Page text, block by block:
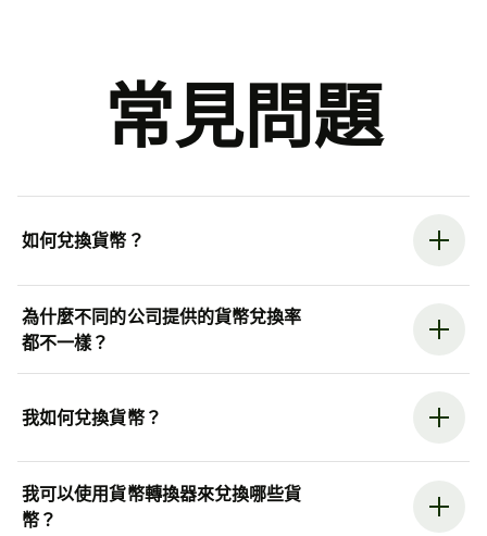
常見問題
如何兌換貨幣？
為什麼不同的公司提供的貨幣兌換率
都不一樣？
我如何兌換貨幣？
我可以使用貨幣轉換器來兌換哪些貨
幣？